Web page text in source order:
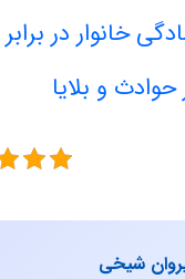
خانوار در برابر
و بلایا
شیخی